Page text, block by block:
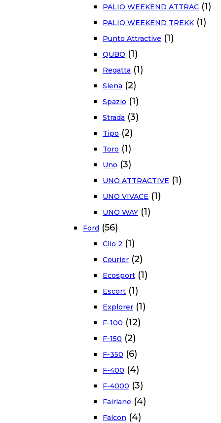
PALIO WEEKEND ATTRAC (1)
PALIO WEEKEND TREKK (1)
Punto Attractive (1)
QUBO (1)
Regatta (1)
Siena (2)
Spazio (1)
Strada (3)
Tipo (2)
Toro (1)
Uno (3)
UNO ATTRACTIVE (1)
UNO VIVACE (1)
UNO WAY (1)
Ford (56)
Clio 2 (1)
Courier (2)
Ecosport (1)
Escort (1)
Explorer (1)
F-100 (12)
F-150 (2)
F-350 (6)
F-400 (4)
F-4000 (3)
Fairlane (4)
Falcon (4)